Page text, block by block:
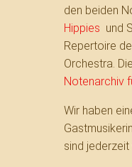
den beiden
Hippies und
Repertoire
Orchestra.
Notenarchiv
Wir haben
sind